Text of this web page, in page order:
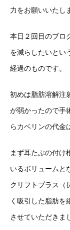
力をお願いいたし
本日２回目のブロ
を減らしたいとい
経過のものです。
初めは脂肪溶解注
が弱かったので手
らカベリンの代金
まず耳たぶの付け
いるボリュームと
クリフトプラス（
く吸引した脂肪を
させていただきま